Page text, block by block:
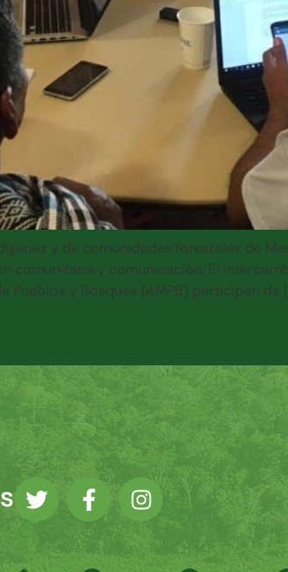
y de comunidades forestales de
comunitaria y comunicación. El
Pueblos y Bosques (AMPB) participan de